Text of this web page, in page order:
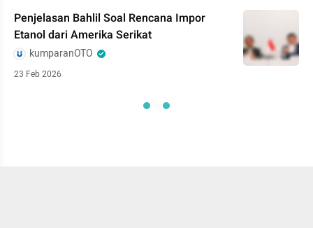
Penjelasan Bahlil Soal Rencana Impor
Etanol dari Amerika Serikat
kumparanOTO
23 Feb 2026